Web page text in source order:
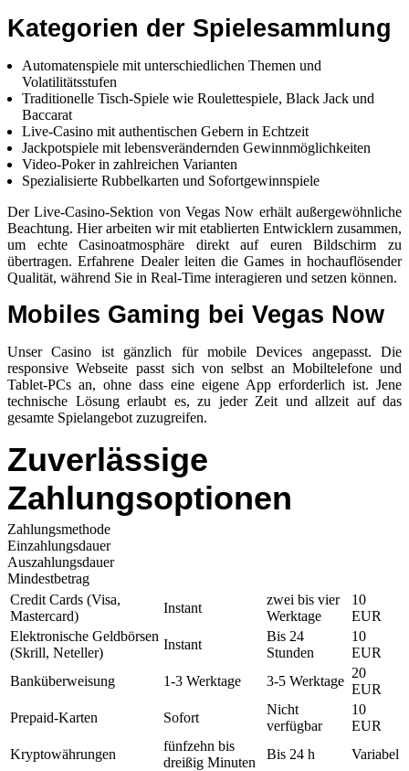
Kategorien der Spielesammlung
Automatenspiele mit unterschiedlichen Themen und
Volatilitätsstufen
Traditionelle Tisch-Spiele wie Roulettespiele, Black Jack und
Baccarat
Live-Casino mit authentischen Gebern in Echtzeit
Jackpotspiele mit lebensverändernden Gewinnmöglichkeiten
Video-Poker in zahlreichen Varianten
Spezialisierte Rubbelkarten und Sofortgewinnspiele
Der Live-Casino-Sektion von Vegas Now erhält außergewöhnliche
Beachtung. Hier arbeiten wir mit etablierten Entwicklern zusammen,
um echte Casinoatmosphäre direkt auf euren Bildschirm zu
übertragen. Erfahrene Dealer leiten die Games in hochauflösender
Qualität, während Sie in Real-Time interagieren und setzen können.
Mobiles Gaming bei Vegas Now
Unser Casino ist gänzlich für mobile Devices angepasst. Die
responsive Webseite passt sich von selbst an Mobiltelefone und
Tablet-PCs an, ohne dass eine eigene App erforderlich ist. Jene
technische Lösung erlaubt es, zu jeder Zeit und allzeit auf das
gesamte Spielangebot zuzugreifen.
Zuverlässige
Zahlungsoptionen
Zahlungsmethode
Einzahlungsdauer
Auszahlungsdauer
Mindestbetrag
Credit Cards (Visa,
Mastercard)
Instant
zwei bis vier
Werktage
10
EUR
Elektronische Geldbörsen
(Skrill, Neteller)
Instant
Bis 24
Stunden
10
EUR
Banküberweisung
1-3 Werktage 3-5 Werktage
20
EUR
Prepaid-Karten
Sofort
Nicht
verfügbar
10
EUR
Kryptowährungen
fünfzehn bis
dreißig Minuten
Bis 24 h Variabel